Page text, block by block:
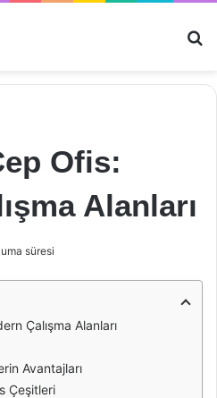
Ofis:
Alanları
süresi
Çalışma Alanları
Avantajları
Çeşitleri